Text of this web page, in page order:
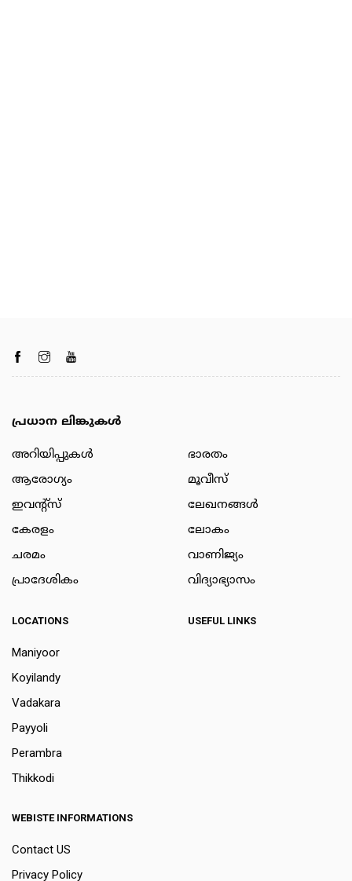
പ്രധാന ലിങ്കുകൾ
അറിയിപ്പുകള്‍
ആരോഗ്യം
ഇവന്റ്സ്
കേരളം
ചരമം
പ്രാദേശികം
ഭാരതം
മൂവീസ്
ലേഖനങ്ങള്‍
ലോകം
വാണിജ്യം
വിദ്യാഭ്യാസം
LOCATIONS
Maniyoor
Koyilandy
Vadakara
Payyoli
Perambra
Thikkodi
USEFUL LINKS
WEBISTE INFORMATIONS
Contact US
Privacy Policy